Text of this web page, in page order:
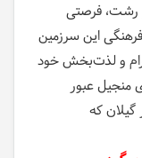
رشت، فرصتی
این سرزمین
و لذت‌بخش خود
منجیل عبور
که